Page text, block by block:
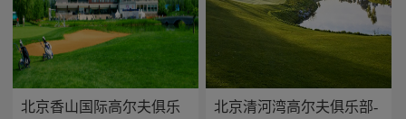
北京香山国际高尔夫俱乐
北京清河湾高尔夫俱乐部-